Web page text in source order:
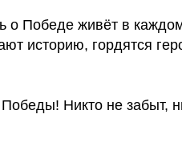
о Победе живёт в
историю, гордятся
Никто не забыт,